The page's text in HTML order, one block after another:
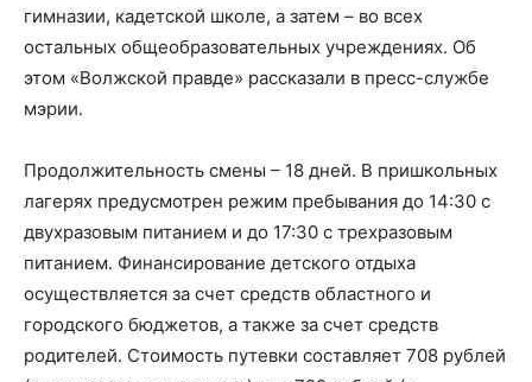
гимназии, кадетской школе, а затем – во всех
остальных общеобразовательных учреждениях. Об
этом «Волжской правде» рассказали в пресс-службе
мэрии.
Продолжительность смены – 18 дней. В пришкольных
лагерях предусмотрен режим пребывания до 14:30 с
двухразовым питанием и до 17:30 с трехразовым
питанием. Финансирование детского отдыха
осуществляется за счет средств областного и
городского бюджетов, а также за счет средств
родителей. Стоимость путевки составляет 708 рублей